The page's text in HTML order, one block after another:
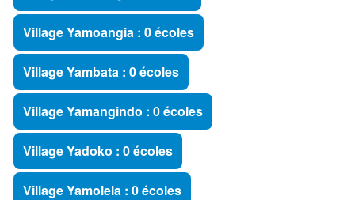
Village Yamoangia : 0 écoles
Village Yambata : 0 écoles
Village Yamangindo : 0 écoles
Village Yadoko : 0 écoles
Village Yamolela : 0 écoles